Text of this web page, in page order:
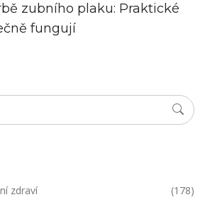
zubního plaku: Praktické
fungují
zdraví (178)